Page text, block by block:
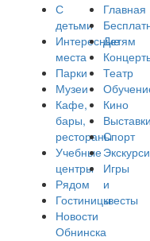
С
детьми
Интересные
места
Парки
Музеи
Кафе,
бары,
рестораны
Учебные
центры
Рядом
Гостиницы
Новости
Обнинска
Главная
Детям
Театр
Кино
Выставки
Спорт
Игры
и
квесты